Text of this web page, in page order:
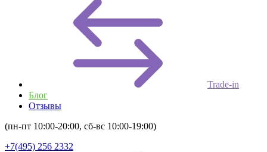
Trade-in
Блог
Отзывы
(пн-пт 10:00-20:00, сб-вс 10:00-19:00)
+7(495) 256 2332